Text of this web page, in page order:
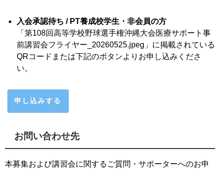
入会承認待ち / PT養成校学生・非会員の方
「第108回高等学校野球選手権沖縄大会医療サポート事
前講習会フライヤー_20260525.jpeg」に掲載されている
QRコードまたは下記のボタンよりお申し込みくださ
い。
申し込みする
お問い合わせ先
本募集および講習会に関するご質問・サポーターへのお申